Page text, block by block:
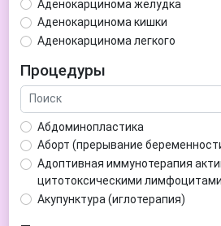
Аденокарцинома желудка
Аденокарцинома кишки
Аденокарцинома легкого
Аденома гипофиза
Аденома простаты
Аденома щитовидной железы
Аденомиоз
Адентия
Азооспермия
Акне (угри)
Алкоголизм
Процедуры
Абдоминопластика
Аборт (прерывание
Адоптивная иммунотерапия
цитотоксическими лимфоцитами
Акупунктура (иглотерапия)